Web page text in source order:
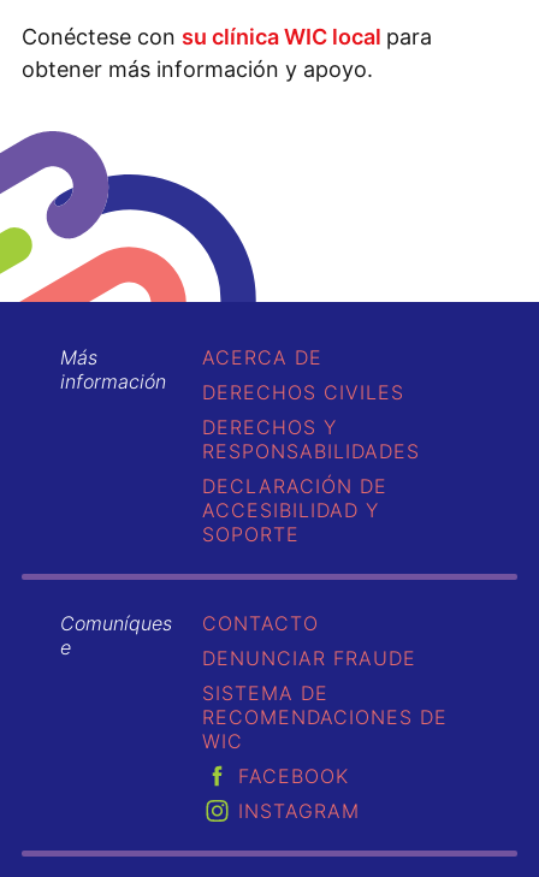
Conéctese con su clínica WIC local para
obtener más información y apoyo.
Más
información
ACERCA DE
DERECHOS CIVILES
DERECHOS Y
RESPONSABILIDADES
DECLARACIÓN DE
ACCESIBILIDAD Y
SOPORTE
Comuníques
e
CONTACTO
DENUNCIAR FRAUDE
SISTEMA DE
RECOMENDACIONES DE
WIC
FACEBOOK
INSTAGRAM